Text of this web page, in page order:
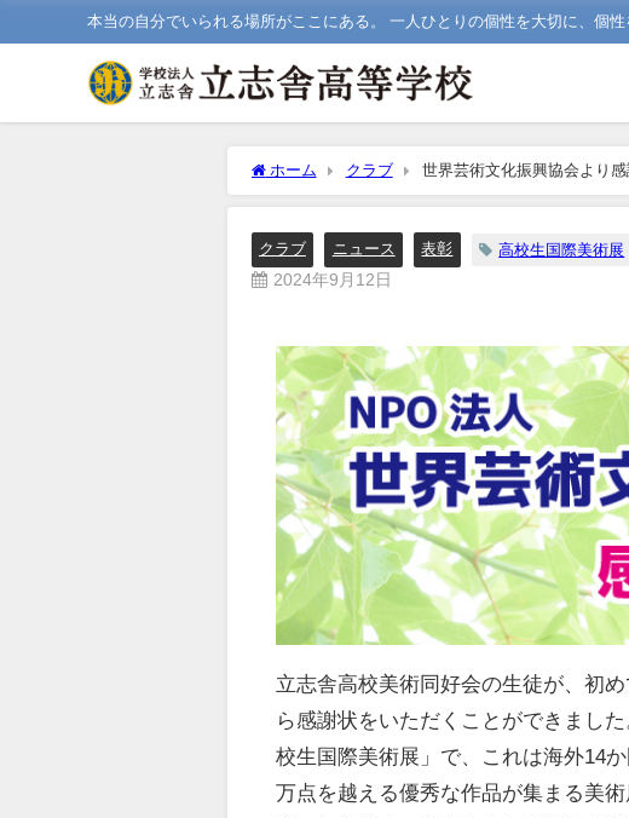
本当の自分でいられる場所がここにある。 一人ひとりの個性を大切に、個性
ホーム クラブ 世界芸術文化振興協会より
クラブ ニュース 表彰 高校生国際美術展
2024年9月12日
立志舎高校美術同好会の生徒が、初
ら感謝状をいただくことができまし
校生国際美術展」で、これは海外14
万点を越える優秀な作品が集まる美